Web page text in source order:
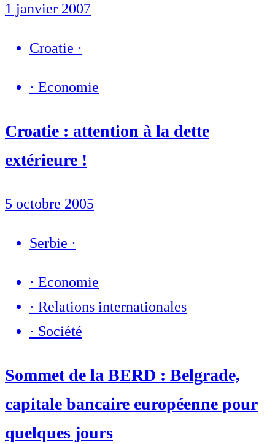
1 janvier 2007
Croatie ·
· Economie
Croatie : attention à la dette
extérieure !
5 octobre 2005
Serbie ·
· Economie
· Relations internationales
· Société
Sommet de la BERD : Belgrade,
capitale bancaire européenne pour
quelques jours